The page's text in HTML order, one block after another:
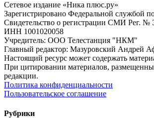
Сетевое издание «Ника плюс.ру»
Зарегистрировано Федеральной службой
Свидетельство о регистрации СМИ Рег. №
ИНН 1001020058
Учредитель: ООО Телестанция "НКМ"
Главный редактор: Мазуровский Андрей
Настоящий ресурс может содержать
При цитировании материалов,
редакции.
Политика конфиденциальности
Пользовательское соглашение
Рубрики